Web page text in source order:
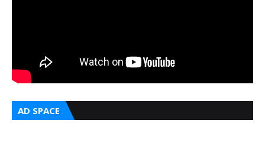
AD SPACE